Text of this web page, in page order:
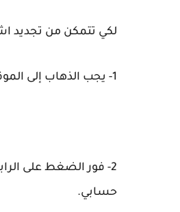
لكي تتمكن من تجديد
1- يجب الذهاب إلى الموقع الإلكتروني الرسمي الخاص بقنوات
2- فور الضغط على
حسابي.